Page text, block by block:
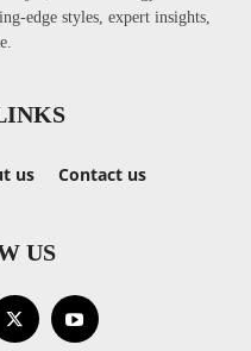
edge styles, expert insights,
us Contact us
US